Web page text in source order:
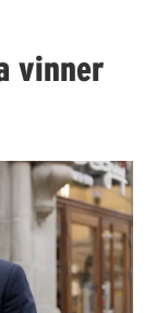
vinner